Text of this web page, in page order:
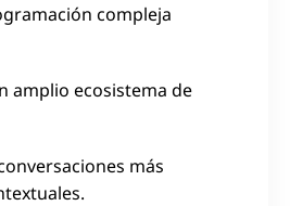
compleja
amplio ecosistema de
más